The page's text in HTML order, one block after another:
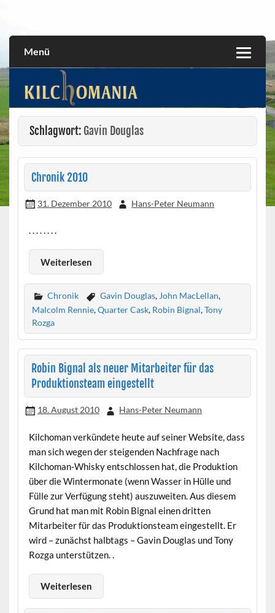
Menü
Schlagwort: Gavin Douglas
Chronik 2010
31. Dezember 2010 Hans-Peter Neumann
. . . . . . . .
Weiterlesen
Chronik Gavin Douglas, John MacLellan,
Malcolm Rennie,Quarter Cask, Robin Bignal,Tony
Rozga
Robin Bignal als neuer Mitarbeiter für das
Produktionsteam eingestellt
18. August 2010 Hans-Peter Neumann
Kilchoman verkündete heute auf seiner Website, dass
man sich wegen der steigenden Nachfrage nach
Kilchoman-Whisky entschlossen hat, die Produktion
über die Wintermonate (wenn Wasser in Hülle und
Fülle zur Verfügung steht) auszuweiten. Aus diesem
Grund hat man mit Robin Bignal einen dritten
Mitarbeiter für das Produktionsteam eingestellt. Er
wird – zunächst halbtags – Gavin Douglas und Tony
Rozga unterstützen. .
Weiterlesen